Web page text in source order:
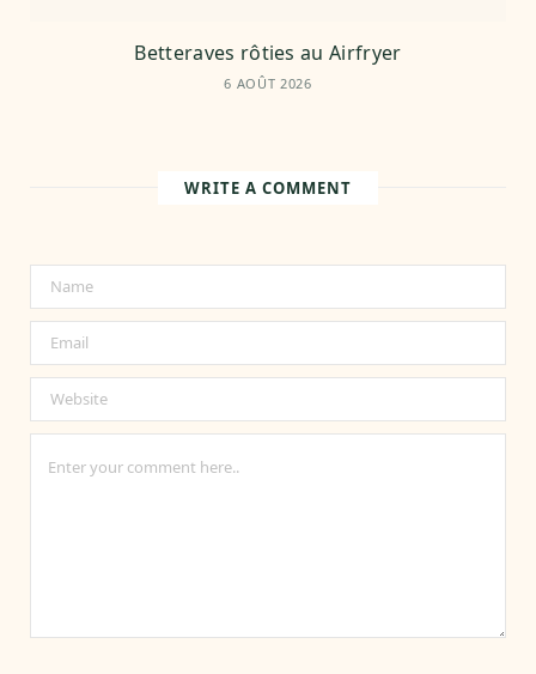
Betteraves rôties au Airfryer
6 AOÛT 2026
WRITE A COMMENT